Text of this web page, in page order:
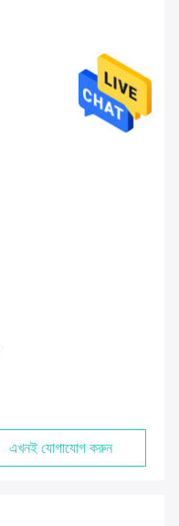
এখনই যোগাযোগ করুন